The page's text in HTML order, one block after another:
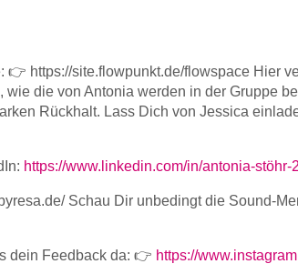
https://site.flowpunkt.de/flowspace Hier
die von Antonia werden in der Gruppe
Rückhalt. Lass Dich von Jessica
https://www.linkedin.com/in/antonia-stöhr-
Schau Dir unbedingt die Sound-
dein Feedback da: 👉 https://